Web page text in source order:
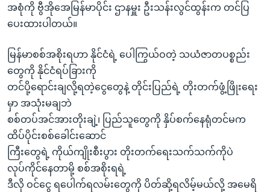
ရန်
ရှာဖွေ
နေရာ
သို့
ကျော်
ရန်
ဘာသာစကားများ
အစုံကို ဗွီအိုအေမြန်မာပိုင်း ဌာနမှူး ဦးသန်းလွင်ထွန်းက တင်ပြ
ပေးထားပါတယ်။
မြန်မာစစ်အစိုးရဟာ နိုင်ငံရဲ့ ပေါကြွယ်ဝတဲ့ သယံဇာတပစ္စည်း
တွေကို နိုင်ငံရပ်ခြားကို
တင်ပို့ရောင်းချလို့ရတဲ့ငွေတွေနဲ့ တိုင်းပြည်ရဲ့ တိုးတက်ဖွံ့ဖြိုးရေး
မှာ အသုံးမချဘဲ
စစ်တပ်အင်အားတိုးချဲ့၊ ပြည်သူတွေကို နှိပ်စက်နေရုံတင်မက
ထိပ်ပိုင်းစစ်ခေါင်းဆောင်
ကြီးတွေရဲ့ ကိုယ်ကျိုးစီးပွား တိုးတက်ရေးသက်သက်ကိုပဲ
လုပ်ကိုင်နေတာမို့ စစ်အစိုးရရဲ့
ဒီလို ဝင်ငွေ ရပေါက်ရလမ်းတွေကို ပိတ်ဆို့ရလိမ့်မယ်လို့ အမေရိ